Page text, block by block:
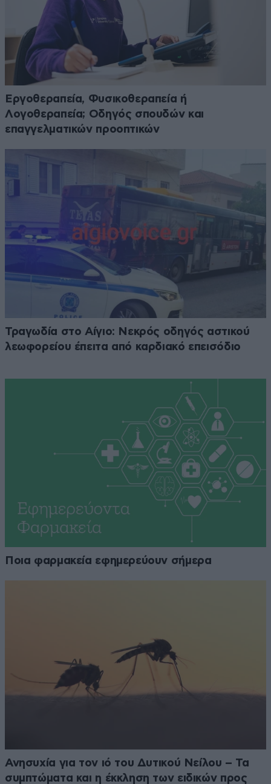
Εργοθεραπεία, Φυσικοθεραπεία ή
Λογοθεραπεία; Οδηγός σπουδών και
επαγγελματικών προοπτικών
Τραγωδία στο Αίγιο: Νεκρός οδηγός αστικού
λεωφορείου έπειτα από καρδιακό επεισόδιο
Ποια φαρμακεία εφημερεύουν σήμερα
Ανησυχία για τον ιό του Δυτικού Νείλου – Τα
συμπτώματα και η έκκληση των ειδικών προς